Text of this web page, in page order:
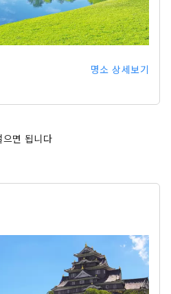
명소 상세보기
면 됩니다